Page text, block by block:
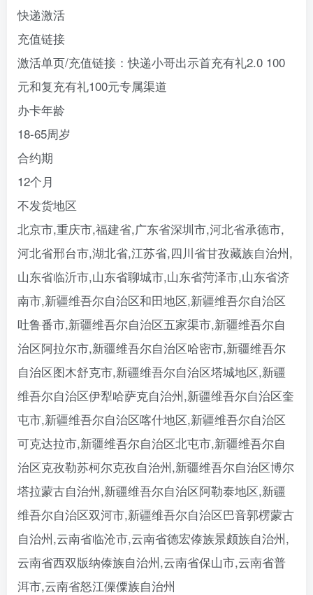
快递激活
充值链接
激活单页/充值链接：快递小哥出示首充有礼2.0 100
元和复充有礼100元专属渠道
办卡年龄
18-65周岁
合约期
12个月
不发货地区
北京市,重庆市,福建省,广东省深圳市,河北省承德市,
河北省邢台市,湖北省,江苏省,四川省甘孜藏族自治州,
山东省临沂市,山东省聊城市,山东省菏泽市,山东省济
南市,新疆维吾尔自治区和田地区,新疆维吾尔自治区
吐鲁番市,新疆维吾尔自治区五家渠市,新疆维吾尔自
治区阿拉尔市,新疆维吾尔自治区哈密市,新疆维吾尔
自治区图木舒克市,新疆维吾尔自治区塔城地区,新疆
维吾尔自治区伊犁哈萨克自治州,新疆维吾尔自治区奎
屯市,新疆维吾尔自治区喀什地区,新疆维吾尔自治区
可克达拉市,新疆维吾尔自治区北屯市,新疆维吾尔自
治区克孜勒苏柯尔克孜自治州,新疆维吾尔自治区博尔
塔拉蒙古自治州,新疆维吾尔自治区阿勒泰地区,新疆
维吾尔自治区双河市,新疆维吾尔自治区巴音郭楞蒙古
自治州,云南省临沧市,云南省德宏傣族景颇族自治州,
云南省西双版纳傣族自治州,云南省保山市,云南省普
洱市,云南省怒江傈僳族自治州